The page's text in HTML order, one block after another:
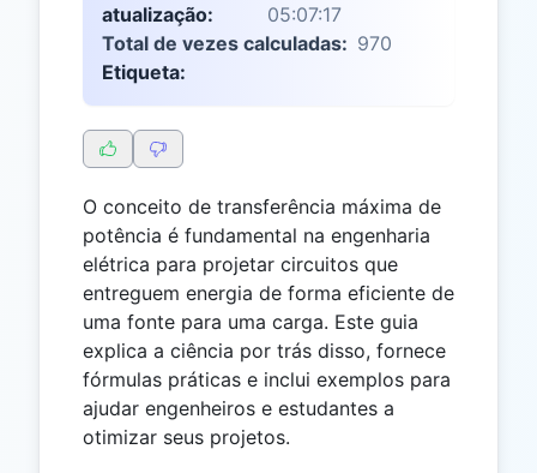
atualização:
05:07:17
Total de vezes calculadas: 970
Etiqueta:
O conceito de transferência máxima de
potência é fundamental na engenharia
elétrica para projetar circuitos que
entreguem energia de forma eficiente de
uma fonte para uma carga. Este guia
explica a ciência por trás disso, fornece
fórmulas práticas e inclui exemplos para
ajudar engenheiros e estudantes a
otimizar seus projetos.